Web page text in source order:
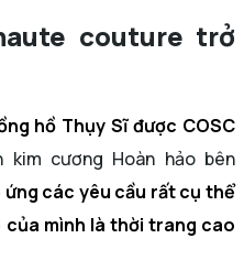
couture trở
hồ Thụy Sĩ được COSC
kim cương Hoàn hảo bên
ứng các yêu cầu rất cụ thể
mình là thời trang cao